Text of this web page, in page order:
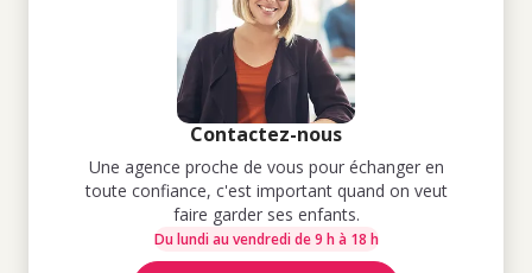
Contactez-nous
Une agence proche de vous pour échanger en
toute confiance, c'est important quand on veut
faire garder ses enfants.
Du lundi au vendredi de 9 h à 18 h